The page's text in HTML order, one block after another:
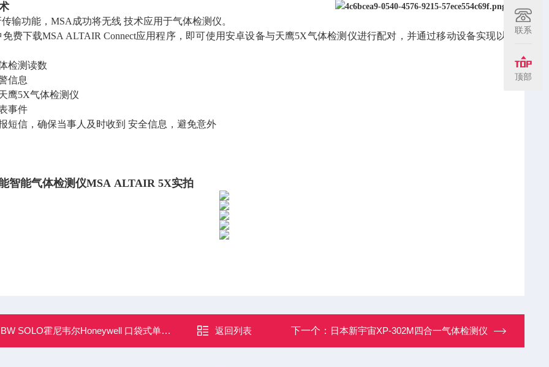
输功能，MSA成功将无线 技术应用于气体检测仪。
费下载MSA ALTAIR Connect应用程序，即可使用安卓设备与天鹰5X气体检测仪进行配对，并通过移动设备实现以
检测读数
信息
鹰5X气体检测仪
事件
短信，确保当事人及时收到安全信息，避免意外
智能气体检测仪MSA ALTAIR 5X实拍
BW SOLO霍尼韦尔Honeywell 口袋式单一气体检测仪 返回列表 下一个： 日本新宇宙XP-302M四合一气体检测仪
联系
顶部